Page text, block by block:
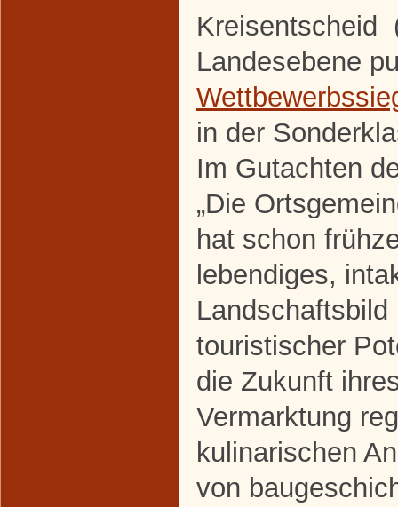
Kreisentscheid
Landesebene
in der
Im Gutachten
„Die
hat schon
lebendiges,
touristischer
die Zukunft
Vermarktung
kulinarischen
von